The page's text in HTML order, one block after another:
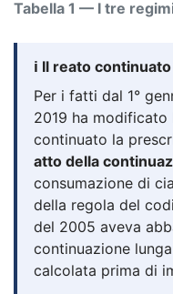
Tabella 1 — I tre
ℹ️ Il reato
Per i fatti dal 1°
2019 ha modificato
continuato la
atto della
consumazione di
della regola del
del 2005 aveva
continuazione
calcolata prima di